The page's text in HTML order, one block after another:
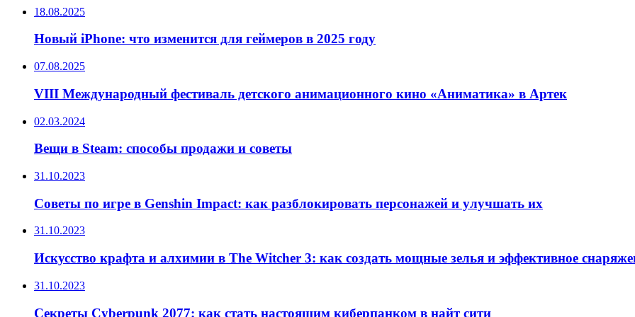
18.08.2025
Новый iPhone: что изменится для геймеров в 2025 году
07.08.2025
VIII Международный фестиваль детского анимационного кино «Аниматика» в Артек
02.03.2024
Вещи в Steam: способы продажи и советы
31.10.2023
Советы по игре в Genshin Impact: как разблокировать персонажей и улучшать их
31.10.2023
Искусство крафта и алхимии в The Witcher 3: как создать мощные зелья и эффективное
31.10.2023
Секреты Cyberpunk 2077: как стать настоящим киберпанком в найт сити